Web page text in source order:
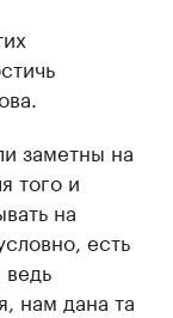
заметны на
того и
на
есть
нам дана та